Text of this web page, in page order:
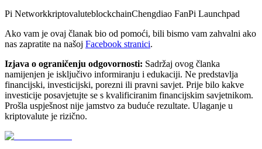
Pi NetworkkriptovaluteblockchainChengdiao FanPi Launchpad
Ako vam je ovaj članak bio od pomoći, bili bismo vam zahvalni ako
nas zapratite na našoj Facebook stranici.
Izjava o ograničenju odgovornosti: Sadržaj ovog članka
namijenjen je isključivo informiranju i edukaciji. Ne predstavlja
financijski, investicijski, porezni ili pravni savjet. Prije bilo kakve
investicije posavjetujte se s kvalificiranim financijskim savjetnikom.
Prošla uspješnost nije jamstvo za buduće rezultate. Ulaganje u
kriptovalute je rizično.